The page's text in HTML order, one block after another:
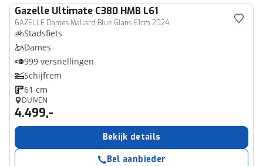
Gazelle Ultimate C380 HMB L61
GAZELLE Dames Mallard Blue Glans 61cm 2024
Stadsfiets
Dames
999 versnellingen
Schijfrem
61 cm
DUIVEN
4.499,-
Bekijk details
Bel aanbieder